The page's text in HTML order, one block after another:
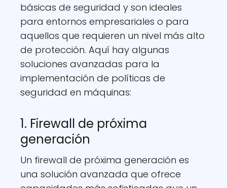
básicas de seguridad y son ideales
para entornos empresariales o para
aquellos que requieren un nivel más alto
de protección. Aquí hay algunas
soluciones avanzadas para la
implementación de políticas de
seguridad en máquinas:
1. Firewall de próxima
generación
Un firewall de próxima generación es
una solución avanzada que ofrece